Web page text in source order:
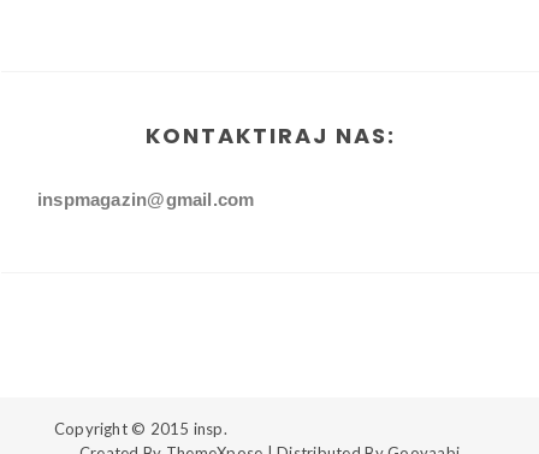
KONTAKTIRAJ NAS:
inspmagazin@gmail.com
Copyright © 2015 insp.